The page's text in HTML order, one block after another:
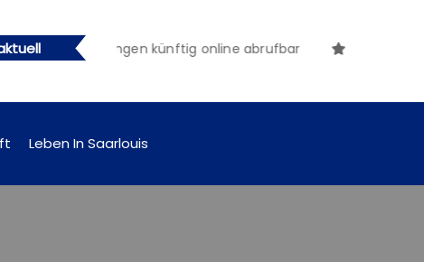
künftig online abrufbar
Leben In Saarlouis